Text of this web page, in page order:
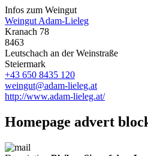
Infos zum Weingut
Weingut Adam-Lieleg
Kranach 78
8463
Leutschach an der Weinstraße
Steiermark
+43 650 8435 120
weingut@adam-lieleg.at
http://www.adam-lieleg.at/
Homepage advert